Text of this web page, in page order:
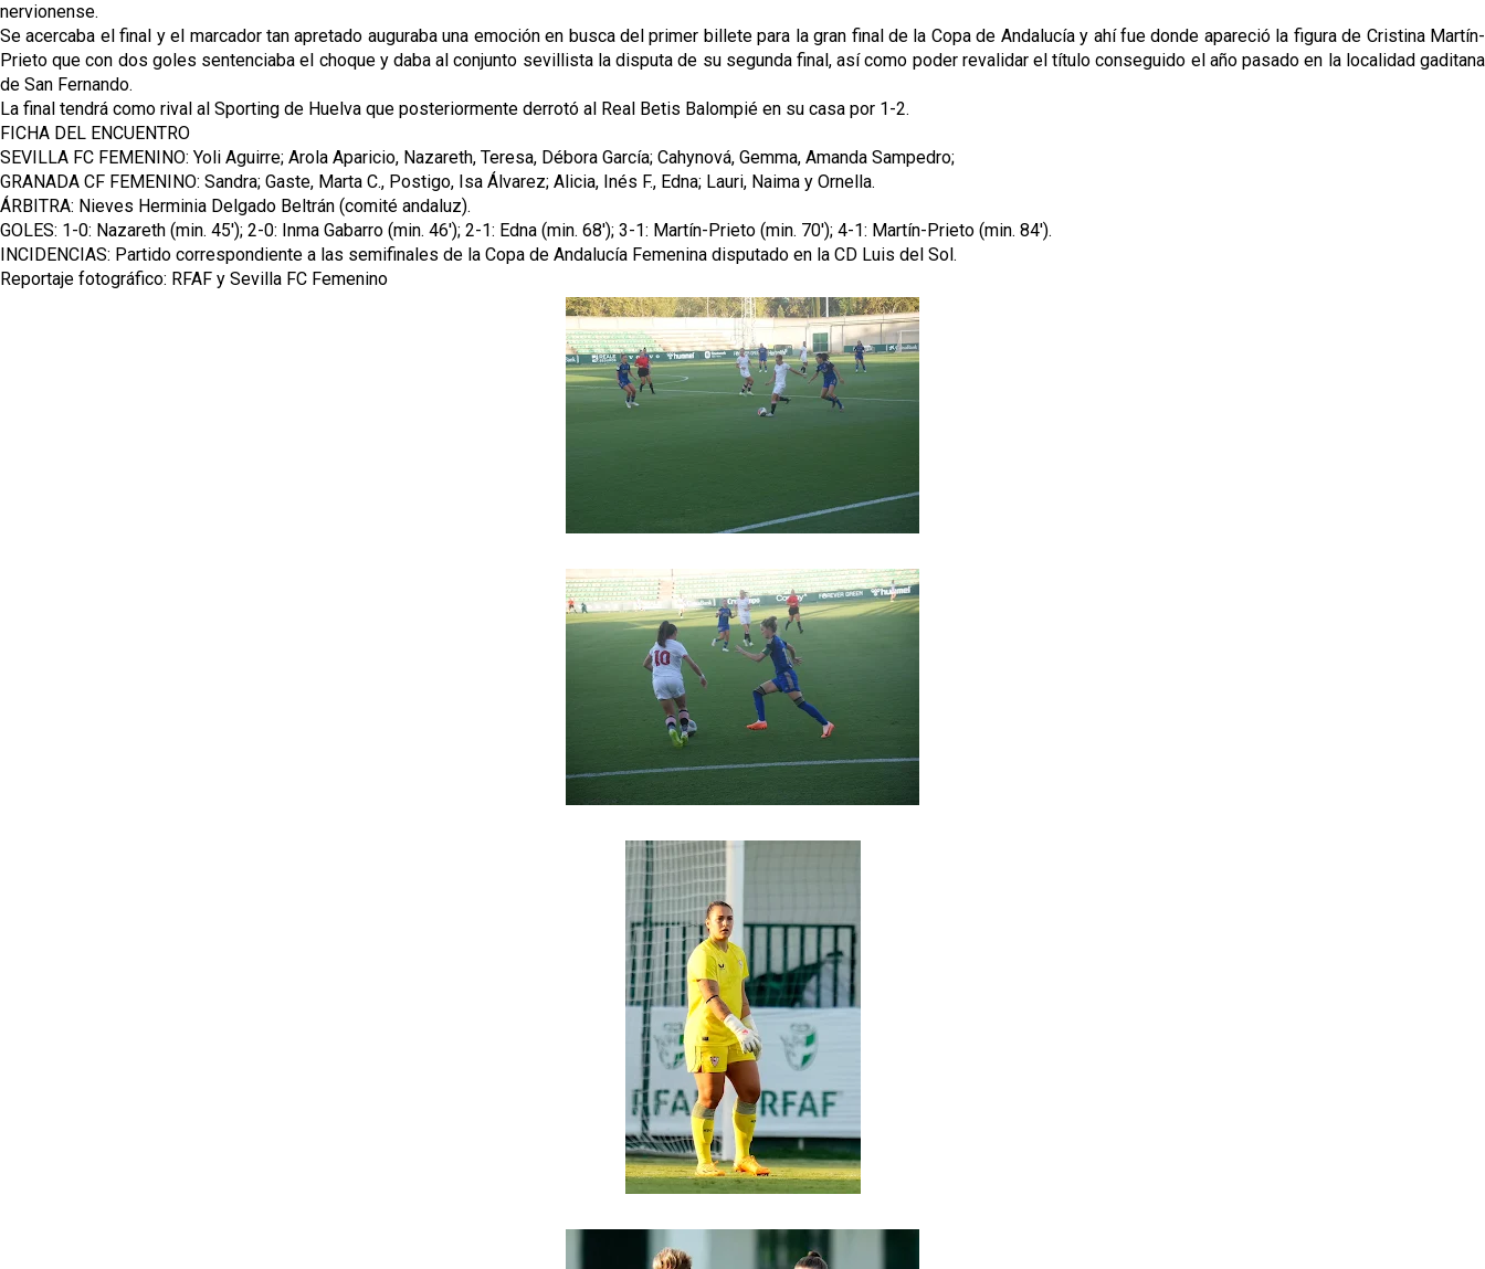
nervionense.
Se acercaba el final y el marcador tan apretado auguraba una emoción en busca del primer billete para la gran final de la Copa de Andalucía y ahí fue donde apareció la figura de Cristina Martín-
Prieto que con dos goles sentenciaba el choque y daba al conjunto sevillista la disputa de su segunda final, así como poder revalidar el título conseguido el año pasado en la localidad gaditana
de San Fernando.
La final tendrá como rival al Sporting de Huelva que posteriormente derrotó al Real Betis Balompié en su casa por 1-2.
FICHA DEL ENCUENTRO
SEVILLA FC FEMENINO: Yoli Aguirre; Arola Aparicio, Nazareth, Teresa, Débora García; Cahynová, Gemma, Amanda Sampedro;
GRANADA CF FEMENINO: Sandra; Gaste, Marta C., Postigo, Isa Álvarez; Alicia, Inés F., Edna; Lauri, Naima y Ornella.
ÁRBITRA: Nieves Herminia Delgado Beltrán (comité andaluz).
GOLES: 1-0: Nazareth (min. 45'); 2-0: Inma Gabarro (min. 46'); 2-1: Edna (min. 68'); 3-1: Martín-Prieto (min. 70'); 4-1: Martín-Prieto (min. 84').
INCIDENCIAS: Partido correspondiente a las semifinales de la Copa de Andalucía Femenina disputado en la CD Luis del Sol.
Reportaje fotográfico: RFAF y Sevilla FC Femenino